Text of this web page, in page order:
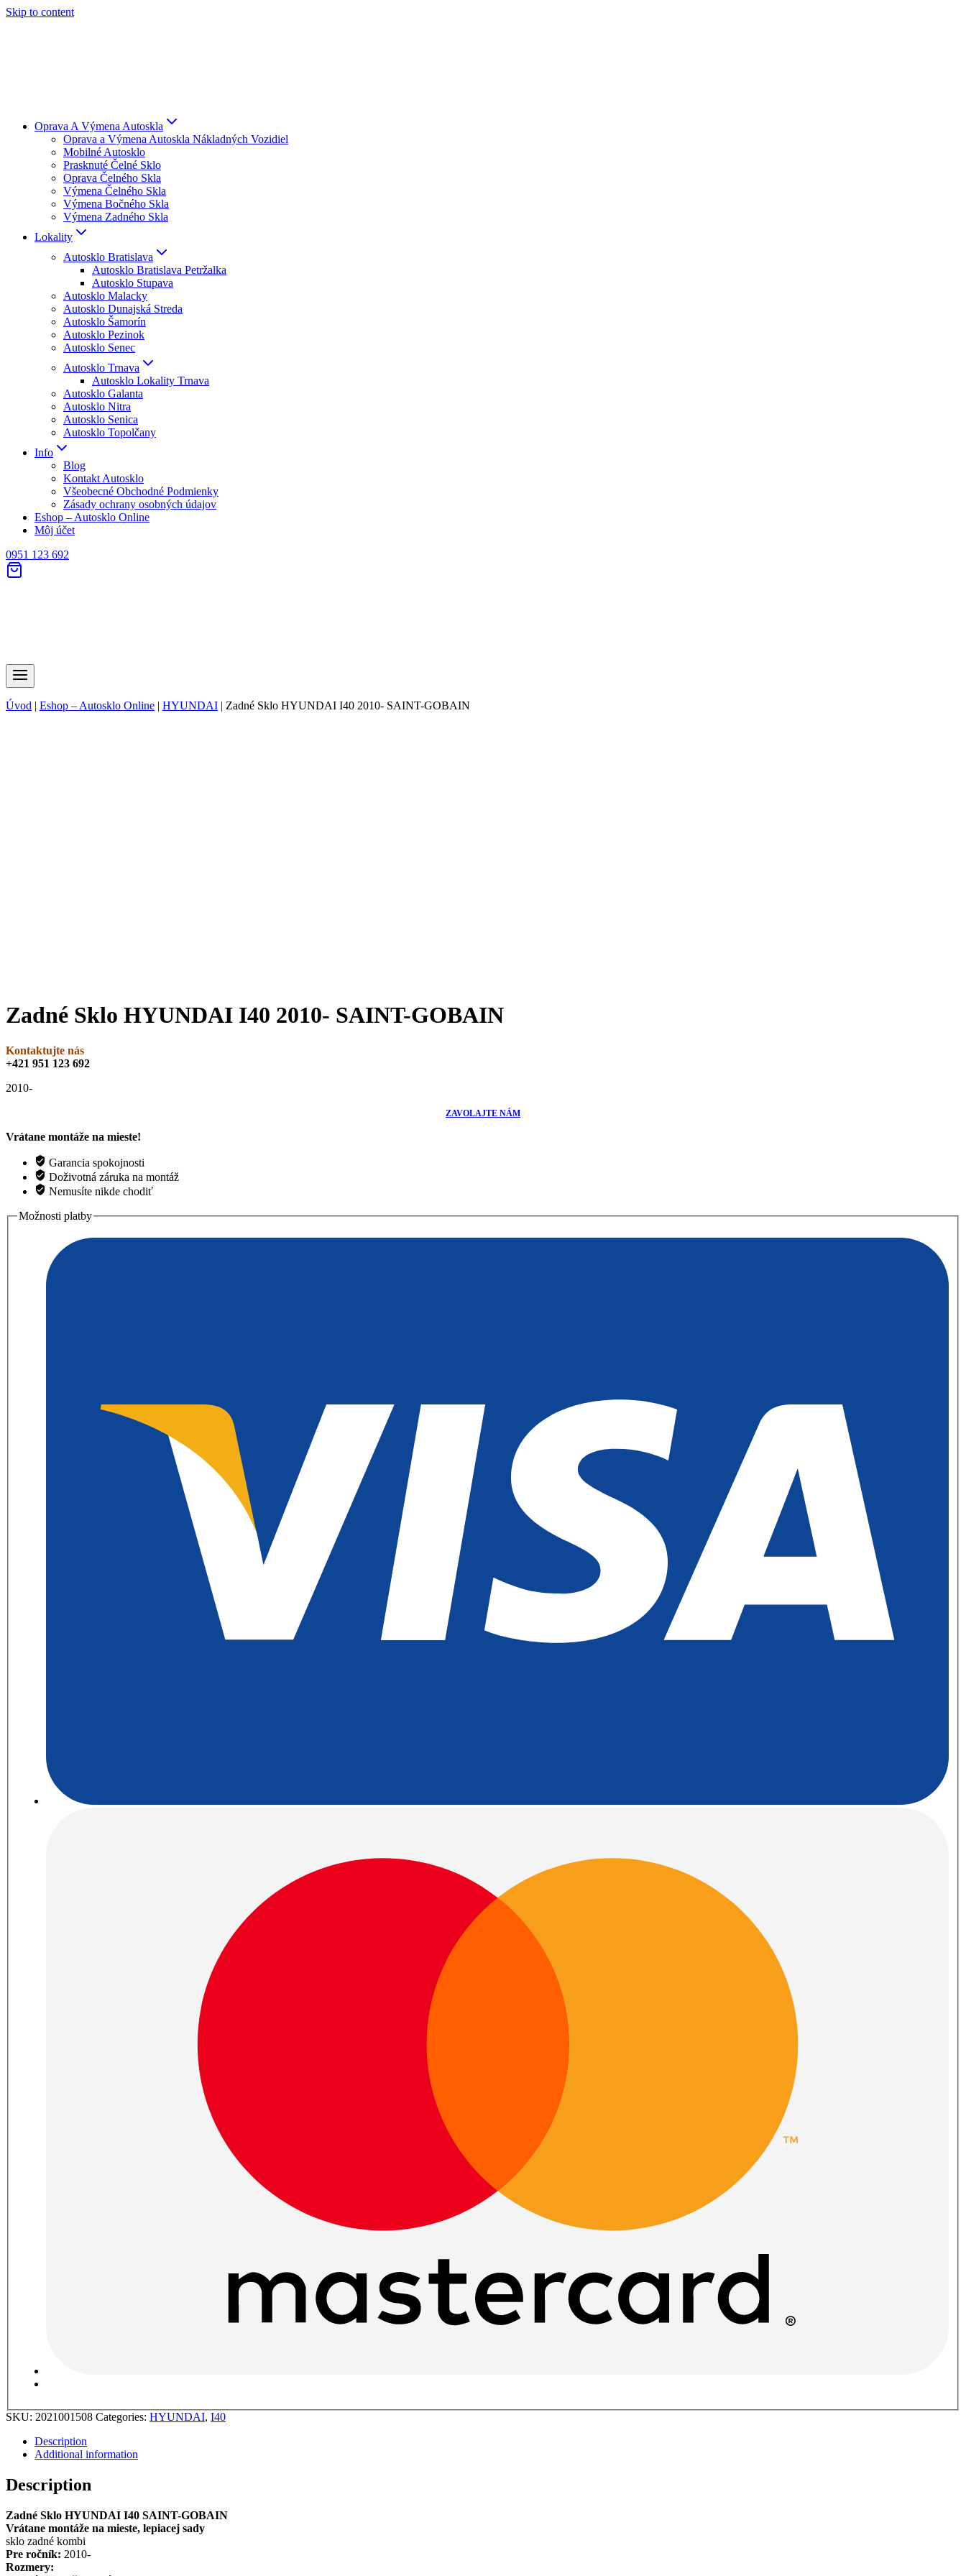
Skip to content
Oprava A Výmena Autoskla
Oprava a Výmena Autoskla Nákladných Vozidiel
Mobilné Autosklo
Prasknuté Čelné Sklo
Oprava Čelného Skla
Výmena Čelného Skla
Výmena Bočného Skla
Výmena Zadného Skla
Lokality
Autosklo Bratislava
Autosklo Bratislava Petržalka
Autosklo Stupava
Autosklo Malacky
Autosklo Dunajská Streda
Autosklo Šamorín
Autosklo Pezinok
Autosklo Senec
Autosklo Trnava
Autosklo Lokality Trnava
Autosklo Galanta
Autosklo Nitra
Autosklo Senica
Autosklo Topolčany
Info
Blog
Kontakt Autosklo
Všeobecné Obchodné Podmienky
Zásady ochrany osobných údajov
Eshop – Autosklo Online
Môj účet
0951 123 692
Úvod | Eshop – Autosklo Online | HYUNDAI | Zadné Sklo HYUNDAI I40 2010- SAINT-GOBAIN
Zadné Sklo HYUNDAI I40 2010- SAINT-GOBAIN
Kontaktujte nás
+421 951 123 692
2010-
ZAVOLAJTE NÁM
Vrátane montáže na mieste!
Garancia spokojnosti
Doživotná záruka na montáž
Nemusíte nikde chodiť
Možnosti platby
SKU: 2021001508 Categories: HYUNDAI, I40
Description
Additional information
Description
Zadné Sklo HYUNDAI I40 SAINT-GOBAIN
Vrátane montáže na mieste, lepiacej sady
sklo zadné kombi
Pre ročník: 2010-
Rozmery: